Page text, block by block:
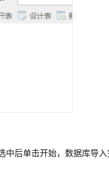
中后单击开始，数据库导